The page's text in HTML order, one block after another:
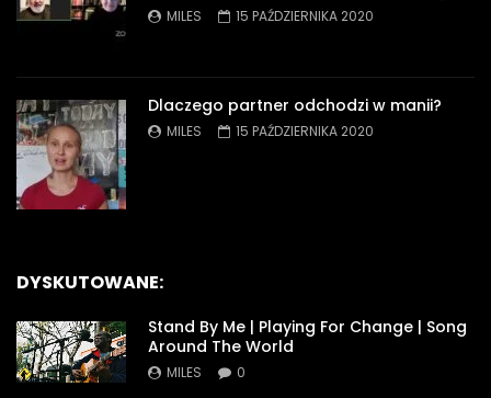
MILES 15 PAŹDZIERNIKA 2020
Dlaczego partner odchodzi w manii?
MILES 15 PAŹDZIERNIKA 2020
DYSKUTOWANE:
Stand By Me | Playing For Change | Song
Around The World
MILES 0